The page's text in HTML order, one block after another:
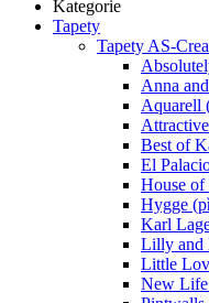
Kategorie
Tapety
Tapety AS-
Anna
Aquarell
Best of
El
House
Hygge
Karl
Lilly and
Little
New